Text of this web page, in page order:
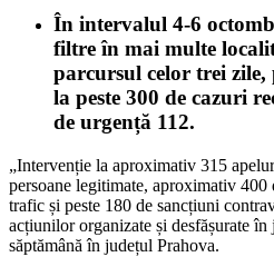
În intervalul 4-6
filtre în mai multe
parcursul celor trei
la peste 300 de cazuri
de urgență 112.
„Intervenție la aproximativ 315
persoane legitimate, aproximativ
trafic și peste 180 de sancțiuni
acțiunilor organizate și desfășurate în
săptămână în județul Prahova.